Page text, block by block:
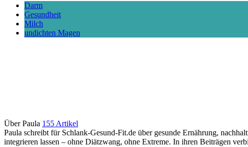
Darm
Gesundheit
Milch
undichten Magen
Über Paula 155 Artikel
Paula schreibt für Schlank-Gesund-Fit.de über gesunde Ernährung,
integrieren lassen – ohne Diätzwang, ohne Extreme. In ihren Beiträgen